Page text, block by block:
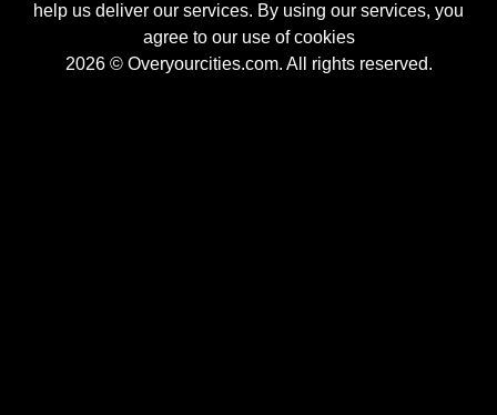
help us deliver our services. By using our services, you
agree to our use of cookies
2026 © Overyourcities.com. All rights reserved.